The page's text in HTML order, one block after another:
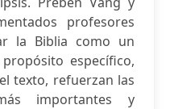
profesores
la Biblia como un
específico,
texto, refuerzan las
importantes y